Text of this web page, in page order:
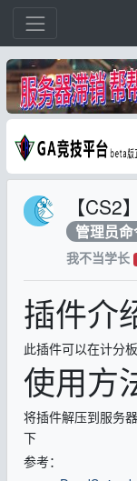
【
管理员命
我不当学长
插件介
此插件可以在计分
使用方
将插件解压到服务
下
参考：